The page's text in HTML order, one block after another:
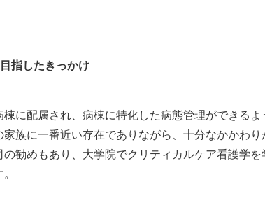
指したきっかけ
棟に配属され、病棟に特化した病態管理ができる
族に一番近い存在でありながら、十分なかかわ
の勧めもあり、大学院でクリティカルケア看護学